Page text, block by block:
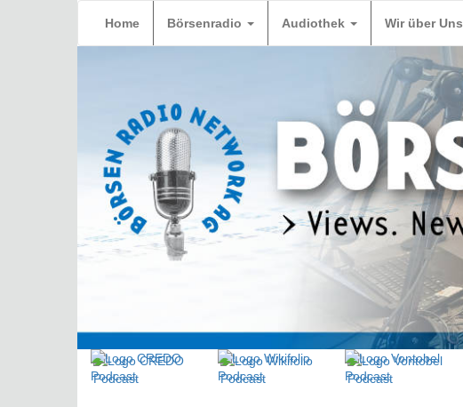
Home Börsenradio Audiothek Wir über Uns